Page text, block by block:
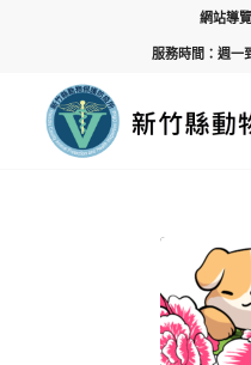
網站導覽
服務時間：週一